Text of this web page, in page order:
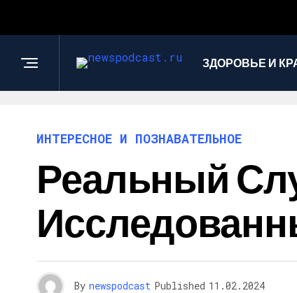
ЗДОРОВЬЕ И
ИНТЕРЕСНОЕ И ПОЗНАВАТЕЛЬНОЕ
Реальный
By newspodcast Published 11.02.2024